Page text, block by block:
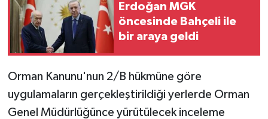
Erdoğan MGK
öncesinde Bahçeli ile
bir araya geldi
Orman Kanunu'nun 2/B hükmüne göre
uygulamaların gerçekleştirildiği yerlerde Orman
Genel Müdürlüğünce yürütülecek inceleme